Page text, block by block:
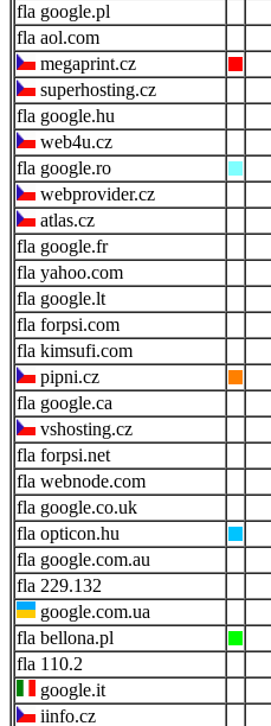
google.pl
aol.com
megaprint.cz
superhosting.cz
google.hu
web4u.cz
google.ro
webprovider.cz
atlas.cz
google.fr
yahoo.com
google.lt
forpsi.com
kimsufi.com
pipni.cz
google.ca
vshosting.cz
forpsi.net
webnode.com
google.co.uk
opticon.hu
google.com.au
229.132
google.com.ua
bellona.pl
110.2
google.it
iinfo.cz